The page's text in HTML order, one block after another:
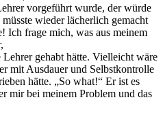
vorgeführt wurde, der würde
wieder lächerlich gemacht
Ich frage mich, was aus meinem
gehabt hätte. Vielleicht wäre
mit Ausdauer und Selbstkontrolle
hätte. „So what!“ Er ist es
mir bei meinem Problem und das